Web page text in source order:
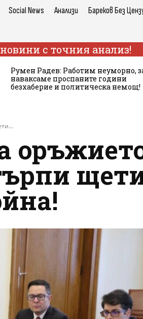
Social News Анализи Бареков Без
с точния анализ!
Румен Радев: Работим неуморно,
наваксаме проспаните години
безхаберие и политическа немощ!